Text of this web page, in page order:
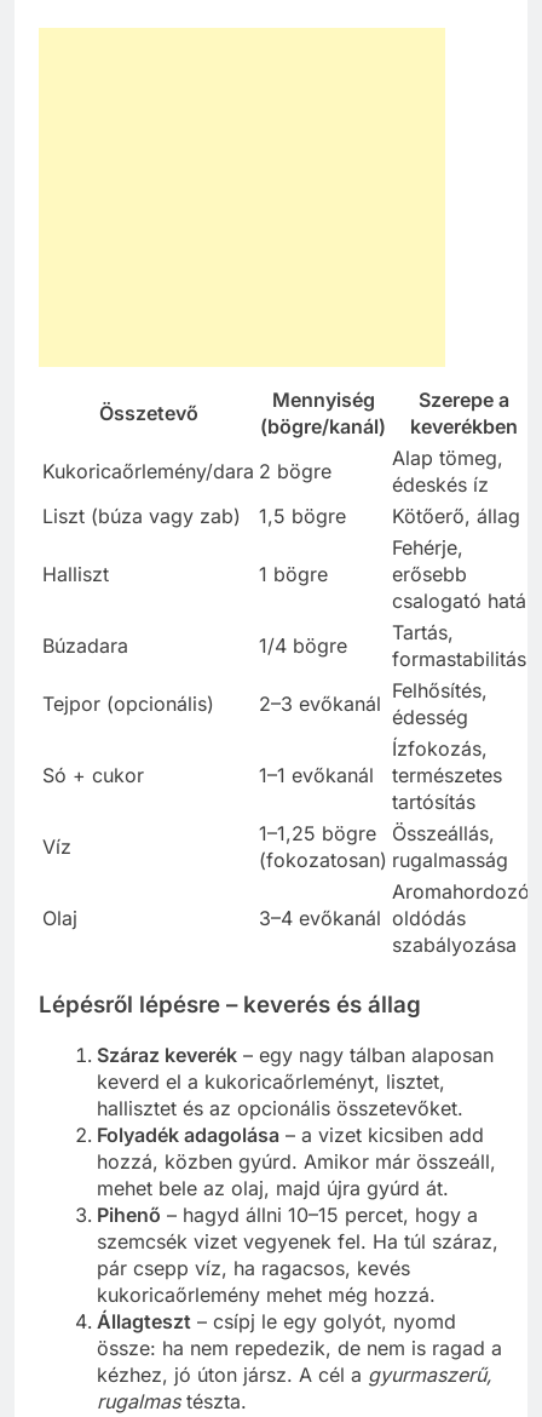
Összetevő
Mennyiség
(bögre/kanál)
Szerepe a
keverékben
Kukoricaőrlemény/dara 2 bögre
Alap tömeg,
édeskés íz
Liszt (búza vagy zab)
1,5 bögre Kötőerő, állag
Halliszt 1 bögre
Fehérje,
erősebb
csalogató hatás
Búzadara
1/4 bögre
Tartás,
formastabilitás
Tejpor (opcionális)
2–3 evőkanál
Felhősítés,
édesség
Só + cukor 1–1 evőkanál
Ízfokozás,
természetes
tartósítás
Víz
1–1,25 bögre
(fokozatosan)
Összeállás,
rugalmasság
Olaj 3–4 evőkanál
Aromahordozó,
oldódás
szabályozása
Lépésről lépésre – keverés és állag
Száraz keverék – egy nagy tálban alaposan
keverd el a kukoricaőrleményt, lisztet,
hallisztet és az opcionális összetevőket.
Folyadék adagolása – a vizet kicsiben add
hozzá, közben gyúrd. Amikor már összeáll,
mehet bele az olaj, majd újra gyúrd át.
Pihenő – hagyd állni 10–15 percet, hogy a
szemcsék vizet vegyenek fel. Ha túl száraz,
pár csepp víz, ha ragacsos, kevés
kukoricaőrlemény mehet még hozzá.
Állagteszt – csípj le egy golyót, nyomd
össze: ha nem repedezik, de nem is ragad a
kézhez, jó úton jársz. A cél a gyurmaszerű,
rugalmastészta.